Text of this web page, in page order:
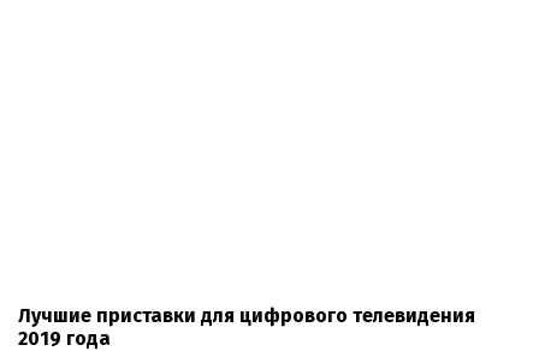
Лучшие приставки для цифрового телевидения
2019 года